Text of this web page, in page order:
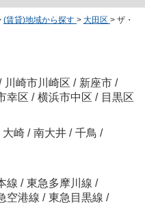
(賃貸)地域から探す > 大田区 > ザ・
川崎市川崎区 / 新座市 /
幸区 / 横浜市中区 / 目黒区
大崎 / 南大井 / 千鳥 /
線 / 東急多摩川線 /
空港線 / 東急目黒線 /